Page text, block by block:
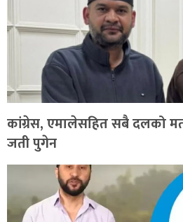
कांग्रेस, एमालेसहित सबै दलको
जती पुगेन